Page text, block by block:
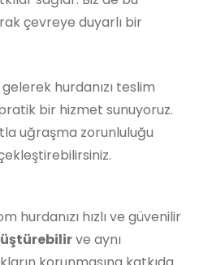
çevreye duyarlı bir
hurdanızı teslim
bir hizmet sunuyoruz.
uğraşma zorunluluğu
hurdanızı hızlı ve güvenilir
ve aynı